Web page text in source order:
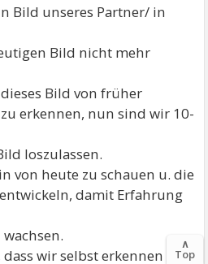
Bild unseres Partner/ in
Bild nicht mehr
Bild von früher
erkennen, nun sind wir 10-
loszulassen.
von heute zu schauen u. die
damit Erfahrung
wir selbst erkennen
∧
Top